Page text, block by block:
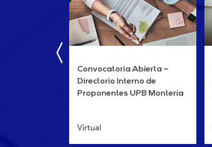
Convocatoria Abierta –
Directorio Interno de
Proponentes UPB Montería
Virtual